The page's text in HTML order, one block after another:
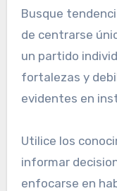
Busque
de centrarse
un partido
fortalezas y
evidentes en
Utilice los
informar
enfocarse en